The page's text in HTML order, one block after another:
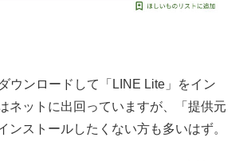
ウンロードして「LINE Lite」をイン
ネットに出回っていますが、「提供元
ンストールしたくない方も多いはず。